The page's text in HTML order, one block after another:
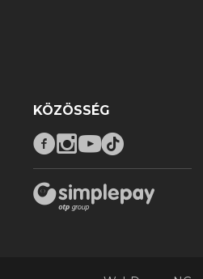
KÖZÖSSÉG